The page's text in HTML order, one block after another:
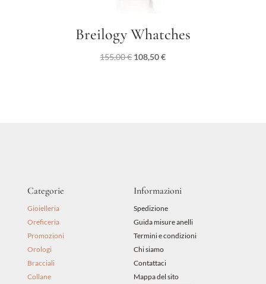
Breilogy Whatches
155,00€ Il
108,50€Il
Categorie
Gioielleria
Oreficeria
Promozioni
Orologi
Bracciali
Collane
Informazioni
Spedizione
Guida misure anelli
Termini e condizioni
Chi siamo
Contattaci
Mappa del sito